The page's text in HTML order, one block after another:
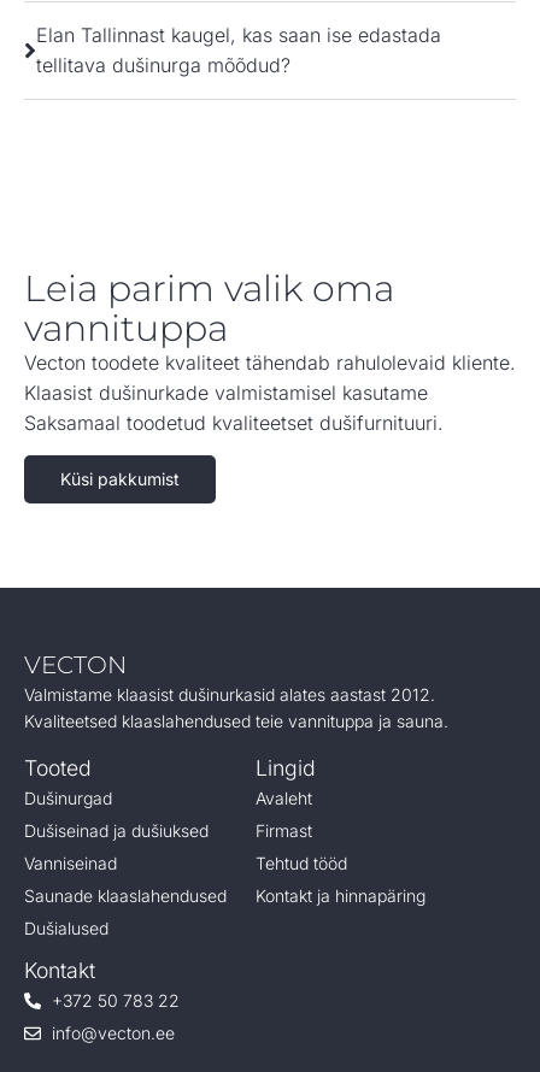
Elan Tallinnast kaugel, kas saan ise edastada
tellitava dušinurga mõõdud?
Leia parim valik oma
vannituppa
Vecton toodete kvaliteet tähendab rahulolevaid kliente.
Klaasist dušinurkade valmistamisel kasutame
Saksamaal toodetud kvaliteetset dušifurnituuri.
Küsi pakkumist
VECTON
Valmistame klaasist dušinurkasid alates aastast 2012.
Kvaliteetsed klaaslahendused teie vannituppa ja sauna.
Tooted
Dušinurgad
Dušiseinad ja dušiuksed
Vanniseinad
Saunade klaaslahendused
Dušialused
Lingid
Avaleht
Firmast
Tehtud tööd
Kontakt ja hinnapäring
Kontakt
+372 50 783 22
info@vecton.ee